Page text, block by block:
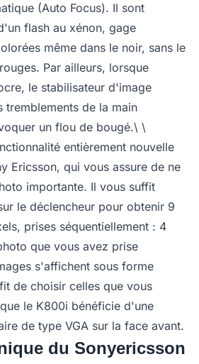
(Auto Focus). Il sont
flash au xénon, gage
même dans le noir, sans le
Par ailleurs, lorsque
le stabilisateur d'image
tremblements de la main
un flou de bougé.\ \
entièrement nouvelle
Ericsson, qui vous assure de ne
importante. Il vous suffit
le déclencheur pour obtenir 9
prises séquentiellement : 4
que vous avez prise
s'affichent sous forme
de choisir celles que vous
le K800i bénéficie d'une
de type VGA sur la face avant.
du Sonyericsson